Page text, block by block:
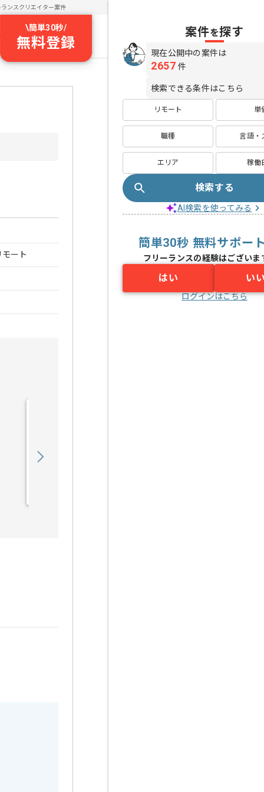
ランスクリエイター案件
\簡単30秒/
無料登録
ート
案件を探す
現在公開中の案件は
2657 件
検索できる条件はこちら
リモート 単
職種 言語・
エリア 稼働
検索する
AI検索を使ってみる
簡単30秒 無料サポー
フリーランスの経験はございま
はい い
ログインはこちら